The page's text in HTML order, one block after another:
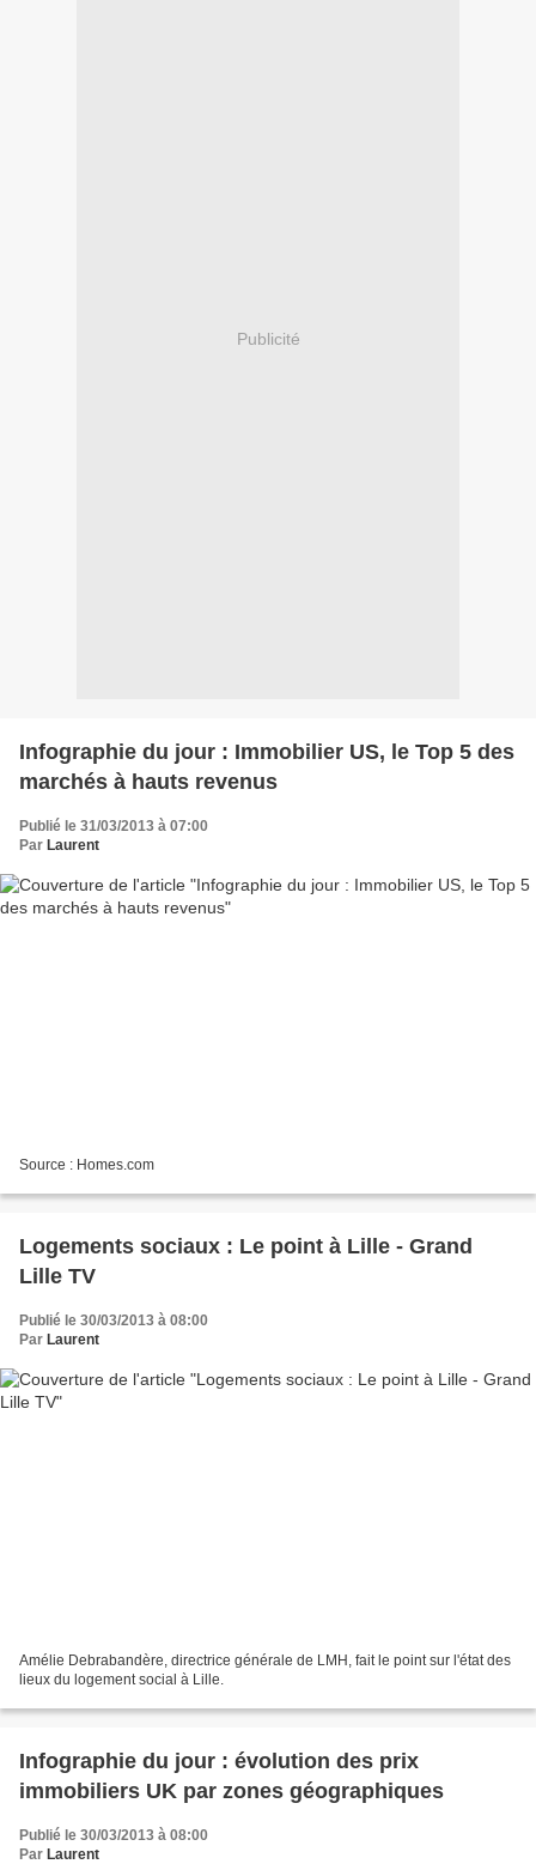
Publicité
Infographie du jour : Immobilier US, le Top 5 des
marchés à hauts revenus
Publié le 31/03/2013 à 07:00
Par Laurent
Source : Homes.com
Logements sociaux : Le point à Lille - Grand
Lille TV
Publié le 30/03/2013 à 08:00
Par Laurent
Amélie Debrabandère, directrice générale de LMH, fait le point sur l'état des
lieux du logement social à Lille.
Infographie du jour : évolution des prix
immobiliers UK par zones géographiques
Publié le 30/03/2013 à 08:00
Par Laurent